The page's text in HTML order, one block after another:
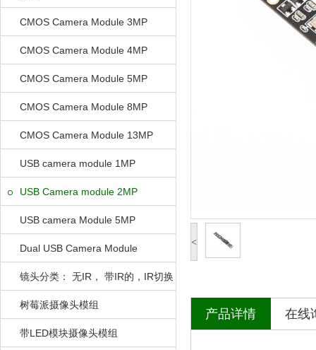
CMOS Camera Module 3MP
CMOS Camera Module 4MP
CMOS Camera Module 5MP
CMOS Camera Module 8MP
CMOS Camera Module 13MP
USB camera module 1MP
USB Camera module 2MP
USB camera Module 5MP
Dual USB Camera Module
镜头分类： 无IR， 带IR的，IR切换
树莓派摄像头模组
带LED模块摄像头模组
<
产品详情 在线